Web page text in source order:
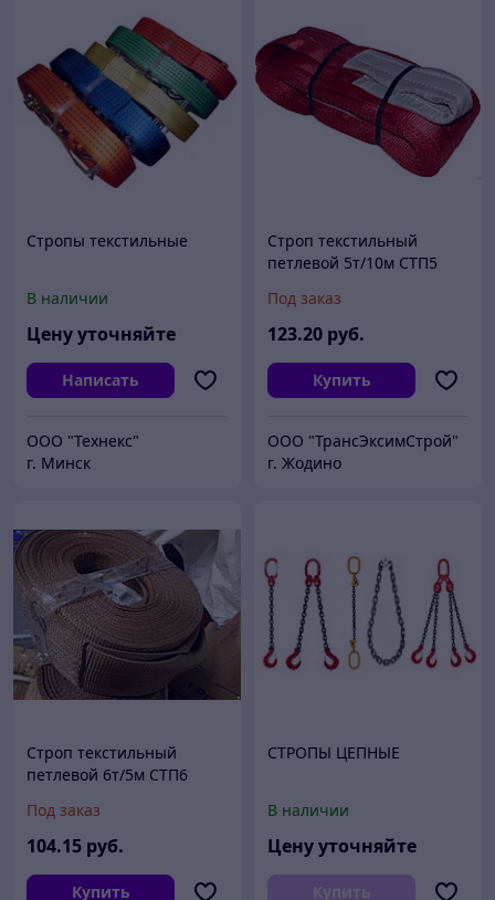
Стропы текстильные
В наличии
Цену уточняйте
Написать
ООО "Технекс"
г. Минск
Строп текстильный
петлевой 5т/10м СТП5
Под заказ
123.20 руб.
Купить
ООО "ТрансЭксимСтрой"
г. Жодино
Строп текстильный
петлевой 6т/5м СТП6
Под заказ
104.15 руб.
Купить
СТРОПЫ ЦЕПНЫЕ
В наличии
Цену уточняйте
Купить